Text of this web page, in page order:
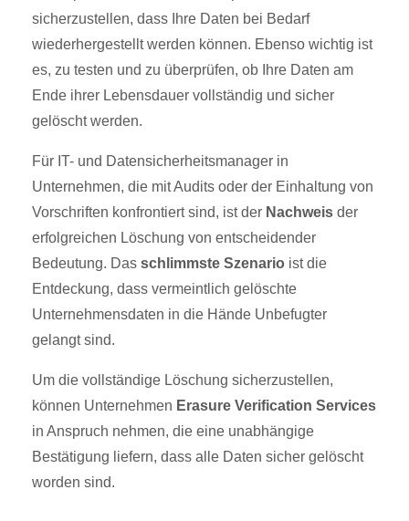
sicherzustellen, dass Ihre Daten bei Bedarf
wiederhergestellt werden können. Ebenso wichtig ist
es, zu testen und zu überprüfen, ob Ihre Daten am
Ende ihrer Lebensdauer vollständig und sicher
gelöscht werden.
Für IT- und Datensicherheitsmanager in
Unternehmen, die mit Audits oder der Einhaltung von
Vorschriften konfrontiert sind, ist der Nachweis der
erfolgreichen Löschung von entscheidender
Bedeutung. Das schlimmste Szenario ist die
Entdeckung, dass vermeintlich gelöschte
Unternehmensdaten in die Hände Unbefugter
gelangt sind.
Um die vollständige Löschung sicherzustellen,
können Unternehmen Erasure Verification Services
in Anspruch nehmen, die eine unabhängige
Bestätigung liefern, dass alle Daten sicher gelöscht
worden sind.